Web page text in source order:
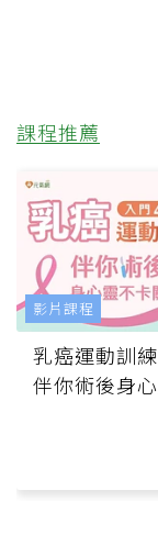
課程推薦
乳癌運動訓
伴你術後身
影片課程